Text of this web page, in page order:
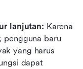
lanjutan: Karena
pengguna baru
yang harus
dapat